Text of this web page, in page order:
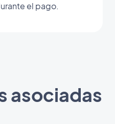
el pago.
asociadas